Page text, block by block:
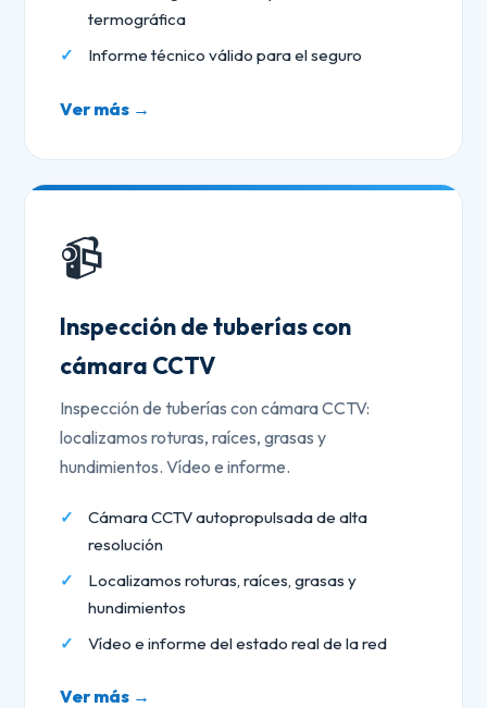
termográfica
Informe técnico válido para el seguro
Ver más →
📹
Inspección de tuberías con
cámara CCTV
Inspección de tuberías con cámara CCTV:
localizamos roturas, raíces, grasas y
hundimientos. Vídeo e informe.
Cámara CCTV autopropulsada de alta
resolución
Localizamos roturas, raíces, grasas y
hundimientos
Vídeo e informe del estado real de la red
Ver más →